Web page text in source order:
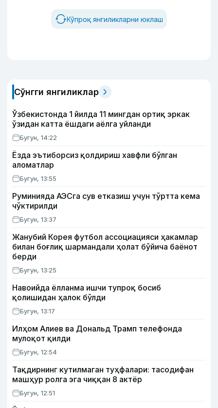
Кўпроқ янгиликларни юклаш
Сўнгги янгиликлар
Ўзбекистонда 1 йилда 11 мингдан ортиқ эркак
ўзидан катта ёшдаги аёлга уйланди
Бугун, 14:22
Ёзда эътиборсиз қолдириш хавфли бўлган
аломатлар
Бугун, 13:55
Руминияда АЭСга сув етказиш учун тўртта кема
чўктирилди
Бугун, 13:37
Жанубий Корея футбол ассоциацияси ҳакамлар
билан боғлиқ шармандали ҳолат бўйича баёнот
берди
Бугун, 13:25
Навоийда ёлланма ишчи тупроқ босиб
қолишидан ҳалок бўлди
Бугун, 13:17
Илҳом Алиев ва Дональд Трамп телефонда
мулоқот қилди
Бугун, 12:54
Тақдирнинг кутилмаган туҳфалари: тасодифан
машҳур ролга эга чиққан 8 актёр
Бугун, 12:51